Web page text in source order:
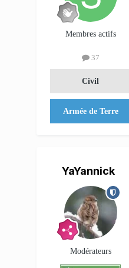
Membres actifs
37
Civil
Armée de Terre
YaYannick
Modérateurs